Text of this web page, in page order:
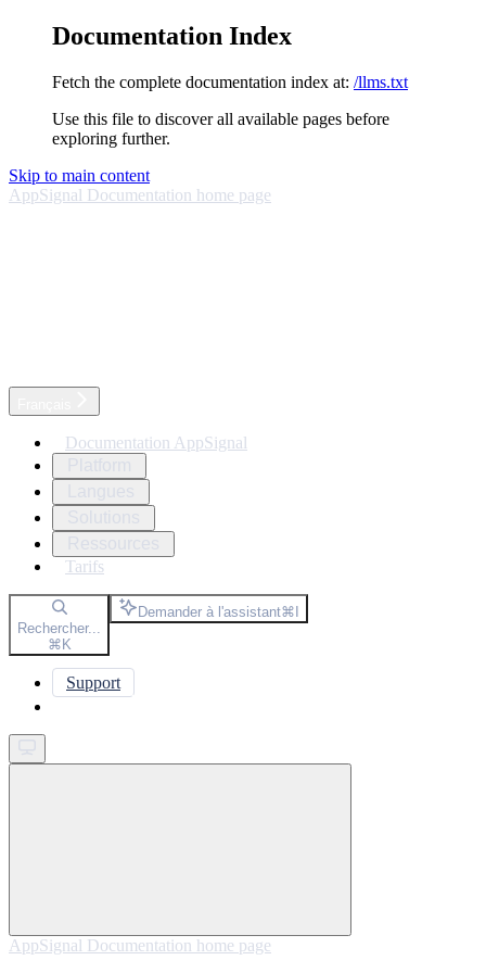
Documentation Index
Fetch the complete documentation index at: /llms.txt
Use this file to discover all available pages before
exploring further.
Skip to main content
AppSignal Documentation home page
Documentation AppSignal
Tarifs
Rechercher...
⌘K
Demander à l'assistant⌘I
Support
AppSignal Documentation home page